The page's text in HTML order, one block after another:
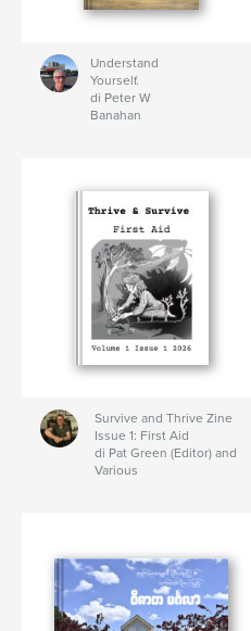
Understand
Yourself.
di Peter W
Banahan
Survive and Thrive Zine
Issue 1: First Aid
di Pat Green (Editor) and
Various